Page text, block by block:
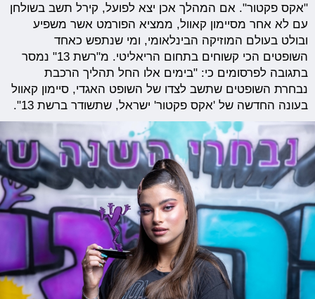
"אקס פקטור". אם המהלך אכן יצא לפועל, קירל תשב בשולחן
עם לא אחר מסיימון קאוול, ממציא הפורמט אשר משפיע
ובולט בעולם המוזיקה הבינלאומי, ומי שנתפש כאחד
השופטים הכי קשוחים בתחום הריאליטי. מ"רשת 13" נמסר
בתגובה לפרסומים כי: "בימים אלו החל תהליך הרכבת
נבחרת השופטים שתשב לצדו של השופט האגדי, סיימון קאוול
בעונה החדשה של 'אקס פקטור' ישראל, שתשודר ברשת 13".